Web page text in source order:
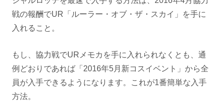
戦の報酬でUR「ルーラー・オブ・ザ・スカイ」を手に
入れること。
もし、協力戦でURメモカを手に入れられなくとも、通
例どおりであれば「2016年5月新コスイベント」から全
員が入手できるようになります。これが1番簡単な入手
方法。